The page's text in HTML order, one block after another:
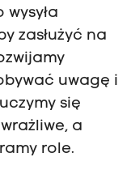
zasłużyć na
uwagę i
się
a
role.